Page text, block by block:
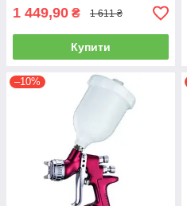
1 449,90 ₴ 1 611 ₴
Купити
–10%